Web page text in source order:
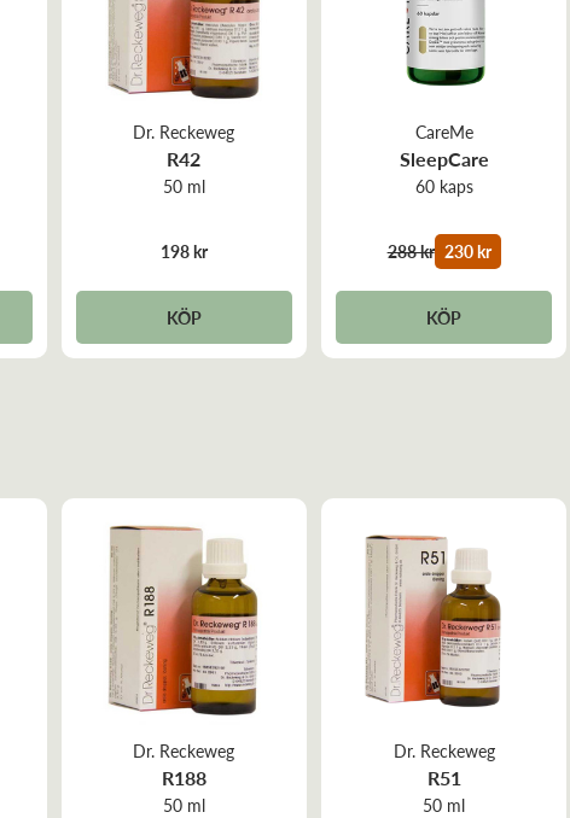
Dr. Reckeweg
R42
50 ml
198 kr
KÖP
CareMe
SleepCare
60 kaps
288 kr 230 kr
KÖP
Dr. Reckeweg
R188
50 ml
Dr. Reckeweg
R51
50 ml